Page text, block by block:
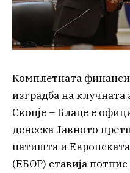
Комплетната
изградба на
Скопје – Блаце е
денеска Јавното
патишта и Европската
(ЕБОР) ставија